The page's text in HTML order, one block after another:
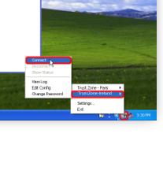
Trust.Zone-Ireland